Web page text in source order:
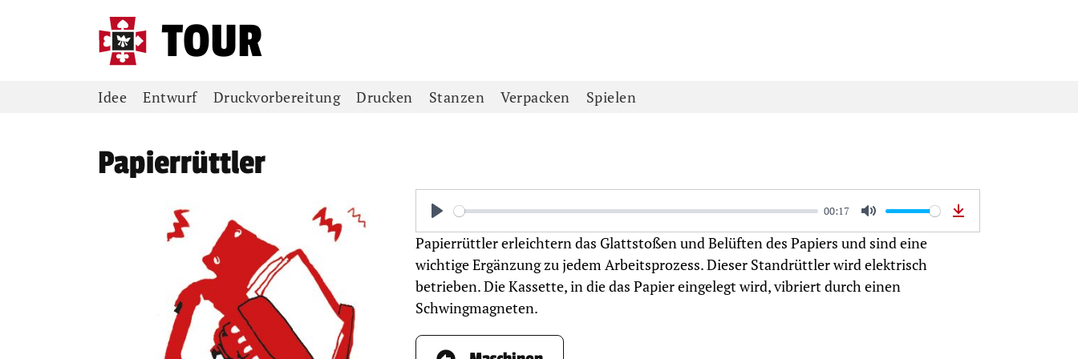
Idee Entwurf Druckvorbereitung Drucken Stanzen Verpacken Spielen
Papierrüttler
Play
00:17
Mute Download
Papierrüttler erleichtern das Glattstoßen und Belüften des Papiers und sind eine
wichtige Ergänzung zu jedem Arbeitsprozess. Dieser Standrüttler wird elektrisch
betrieben. Die Kassette, in die das Papier eingelegt wird, vibriert durch einen
Schwingmagneten.